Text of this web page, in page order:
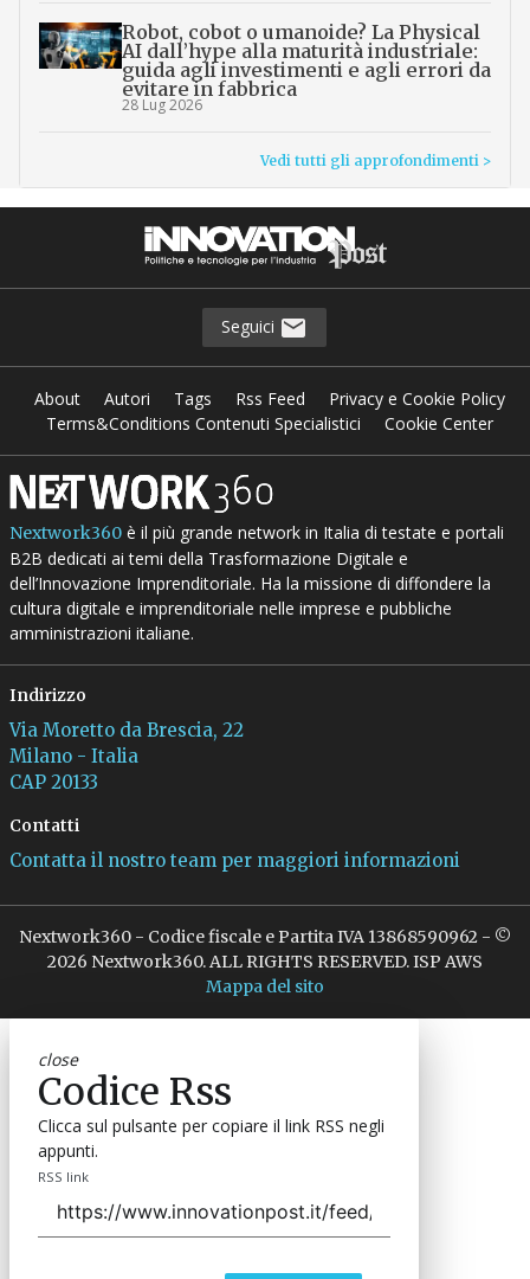
Robot, cobot o umanoide? La Physical
AI dall’hype alla maturità industriale:
guida agli investimenti e agli errori da
evitare in fabbrica
28 Lug 2026
Vedi tutti gli approfondimenti >
Seguici
About Autori Tags Rss Feed
Privacy e Cookie Policy
Terms&Conditions Contenuti Specialistici
Cookie Center
Nextwork360è il più grande network in Italia di testate e portali
B2B dedicati ai temi della Trasformazione Digitale e
dell’Innovazione Imprenditoriale. Ha la missione di diffondere la
cultura digitale e imprenditoriale nelle imprese e pubbliche
amministrazioni italiane.
Indirizzo
Via Moretto da Brescia, 22
Milano - Italia
CAP 20133
Contatti
Contatta il nostro team per maggiori informazioni
Nextwork360 - Codice fiscale e Partita IVA 13868590962 - ©
2026 Nextwork360. ALL RIGHTS RESERVED. ISP AWS
Mappa del sito
close
Codice Rss
Clicca sul pulsante per copiare il link RSS negli
appunti.
RSS link